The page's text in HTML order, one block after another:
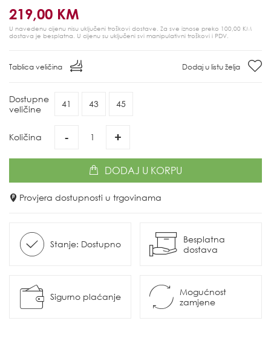
219,00 KM
U navedenu cijenu nisu uključeni troškovi dostave. Za sve iznose preko 100,00 KM
dostava je besplatna. U cijenu su uključeni svi manipulativni troškovi i PDV.
Tablica veličina Dodaj u listu želja
Dostupne
veličine
41 43 45
Količina - +
DODAJ U KORPU
Provjera dostupnosti u trgovinama
Stanje: Dostupno
Besplatna
dostava
Sigurno plaćanje
Mogućnost
zamjene